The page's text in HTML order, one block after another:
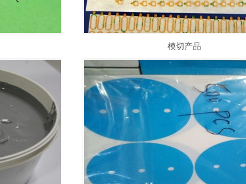
模切产品